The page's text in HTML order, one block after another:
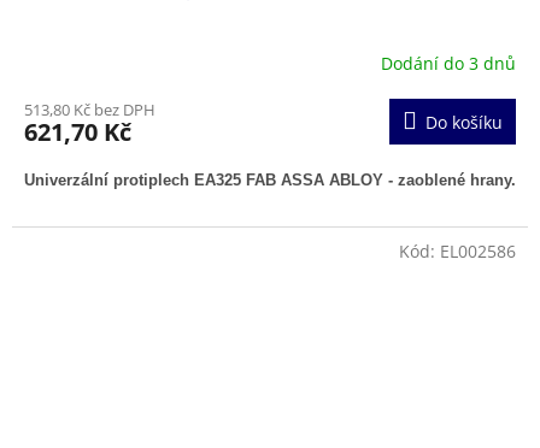
Dodání do 3 dnů
513,80 Kč bez DPH
621,70 Kč Do košíku
Univerzální protiplech EA325 FAB ASSA ABLOY - zaoblené hrany.
Kód: EL002586